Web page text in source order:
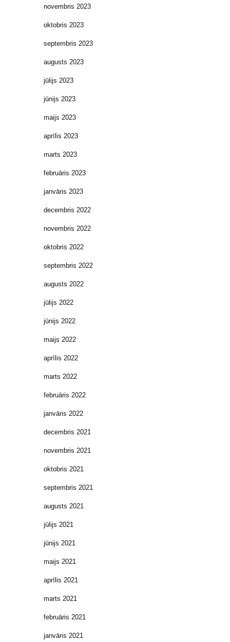
novembris 2023
oktobris 2023
septembris 2023
augusts 2023
jūlijs 2023
jūnijs 2023
maijs 2023
aprīlis 2023
marts 2023
februāris 2023
janvāris 2023
decembris 2022
novembris 2022
oktobris 2022
septembris 2022
augusts 2022
jūlijs 2022
jūnijs 2022
maijs 2022
aprīlis 2022
marts 2022
februāris 2022
janvāris 2022
decembris 2021
novembris 2021
oktobris 2021
septembris 2021
augusts 2021
jūlijs 2021
jūnijs 2021
maijs 2021
aprīlis 2021
marts 2021
februāris 2021
janvāris 2021